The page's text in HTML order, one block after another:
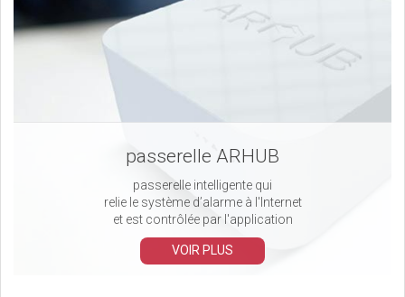
passerelle ARHUB
passerelle intelligente qui
relie le système d’alarme à l'Internet
et est contrôlée par l'application
VOIR PLUS